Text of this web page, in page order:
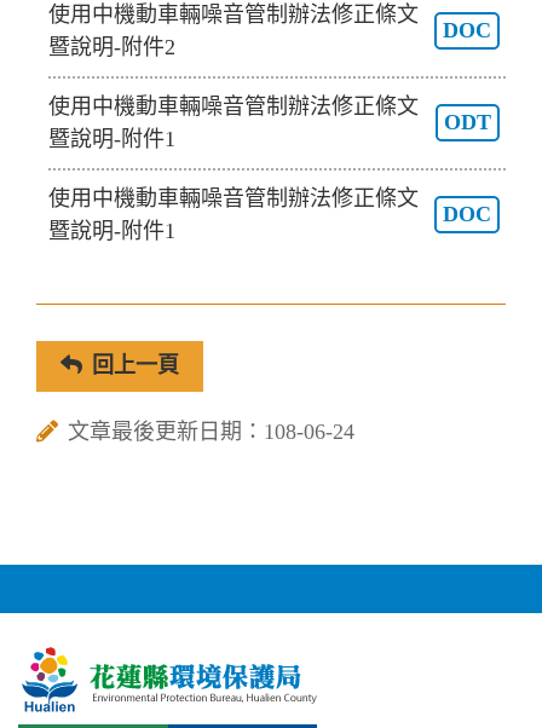
使用中機動車輛噪音管制辦法修正條文
暨說明-附件2
DOC
使用中機動車輛噪音管制辦法修正條文
暨說明-附件1
ODT
使用中機動車輛噪音管制辦法修正條文
暨說明-附件1
DOC
回上一頁
文章最後更新日期：108-06-24